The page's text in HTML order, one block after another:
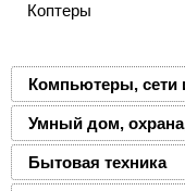
Коптеры
Компьютеры, сети
Умный дом,
Бытовая техника